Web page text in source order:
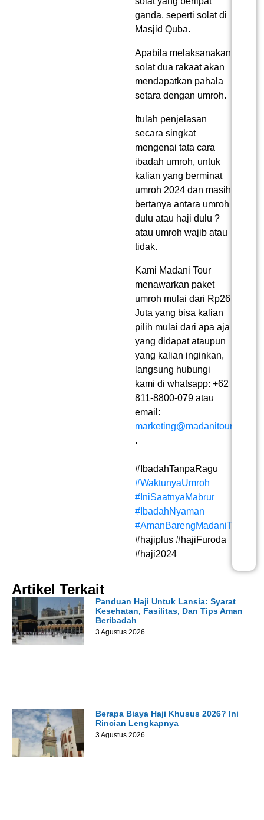
ganda, seperti solat di
Masjid Quba.
Apabila melaksanakan
solat dua rakaat akan
mendapatkan pahala
setara dengan umroh.
Itulah penjelasan
secara singkat
mengenai tata cara
ibadah umroh, untuk
kalian yang berminat
umroh 2024 dan masih
bertanya antara umroh
dulu atau haji dulu ?
atau umroh wajib atau
tidak.
Kami Madani Tour
menawarkan paket
umroh mulai dari Rp26
Juta yang bisa kalian
pilih mulai dari apa aja
yang didapat ataupun
yang kalian inginkan,
langsung hubungi
kami di whatsapp: +62
811-8800-079 atau
email:
marketing@madanitour.co
.
#IbadahTanpaRagu
#WaktunyaUmroh
#IniSaatnyaMabrur
#IbadahNyaman
#AmanBarengMadaniTour
#hajiplus #hajiFuroda
#haji2024
Artikel Terkait
Panduan Haji Untuk Lansia: Syarat
Kesehatan, Fasilitas, Dan Tips Aman
Beribadah
3 Agustus 2026
Berapa Biaya Haji Khusus 2026? Ini
Rincian Lengkapnya
3 Agustus 2026